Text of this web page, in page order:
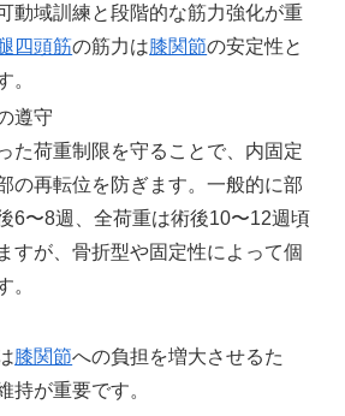
動域訓練と段階的な筋力強化が重
四頭筋の筋力は膝関節の安定性と
。
遵守
た荷重制限を守ることで、内固定
の再転位を防ぎます。一般的に部
6〜8週、全荷重は術後10〜12週頃
すが、骨折型や固定性によって個
。
膝関節への負担を増大させるた
持が重要です。